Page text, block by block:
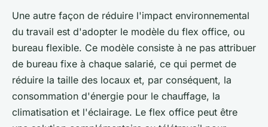
Une autre façon de réduire l'impact environnemental
du travail est d'adopter le modèle du flex office, ou
bureau flexible. Ce modèle consiste à ne pas attribuer
de bureau fixe à chaque salarié, ce qui permet de
réduire la taille des locaux et, par conséquent, la
consommation d'énergie pour le chauffage, la
climatisation et l'éclairage. Le flex office peut être